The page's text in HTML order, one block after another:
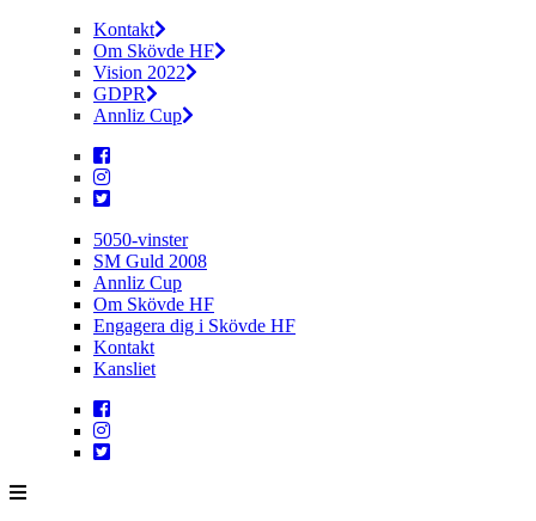
Kontakt
Om Skövde HF
Vision 2022
GDPR
Annliz Cup
5050-vinster
SM Guld 2008
Annliz Cup
Om Skövde HF
Engagera dig i Skövde HF
Kontakt
Kansliet